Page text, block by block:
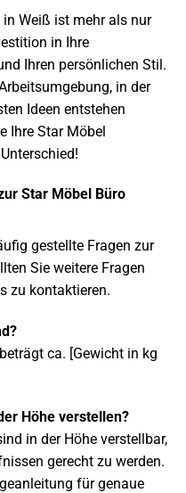
Weiß ist mehr als nur
in Ihre
Ihren persönlichen Stil.
in der
Ideen entstehen
Ihre Star Möbel
Star Möbel Büro
gestellte Fragen zur
Sie weitere Fragen
zu kontaktieren.
ca. [Gewicht in kg
Höhe verstellen?
in der Höhe verstellbar,
gerecht zu werden.
für genaue